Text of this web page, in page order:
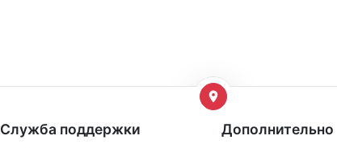
Служба поддержки Дополнительно